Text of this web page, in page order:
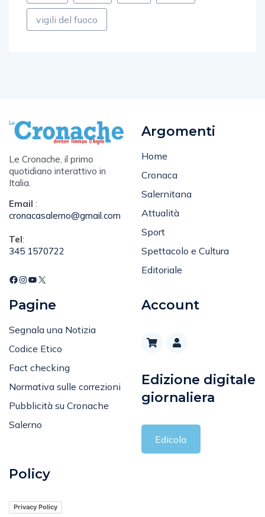
vigili del fuoco
Le Cronache, il primo
quotidiano interattivo in
Italia.
cronacasalerno@gmail.com
345 1570722
Cronaca
Salernitana
Attualità
Sport
Spettacolo e Cultura
Editoriale
Codice Etico
Fact checking
Normativa sulle correzioni
Pubblicità su Cronache
Salerno
giornaliera
Edicola